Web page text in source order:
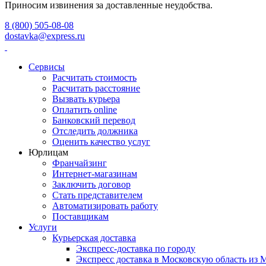
Приносим извинения за доставленные неудобства.
8 (800) 505-08-08
dostavka@express.ru
Сервисы
Расчитать стоимость
Расчитать расстояние
Вызвать курьера
Оплатить online
Банковский перевод
Отследить должника
Оценить качество услуг
Юрлицам
Франчайзинг
Интернет-магазинам
Заключить договор
Стать представителем
Автоматизировать работу
Поставщикам
Услуги
Курьерская доставка
Экспресс-доставка по городу
Экспресс доставка в Московскую область из